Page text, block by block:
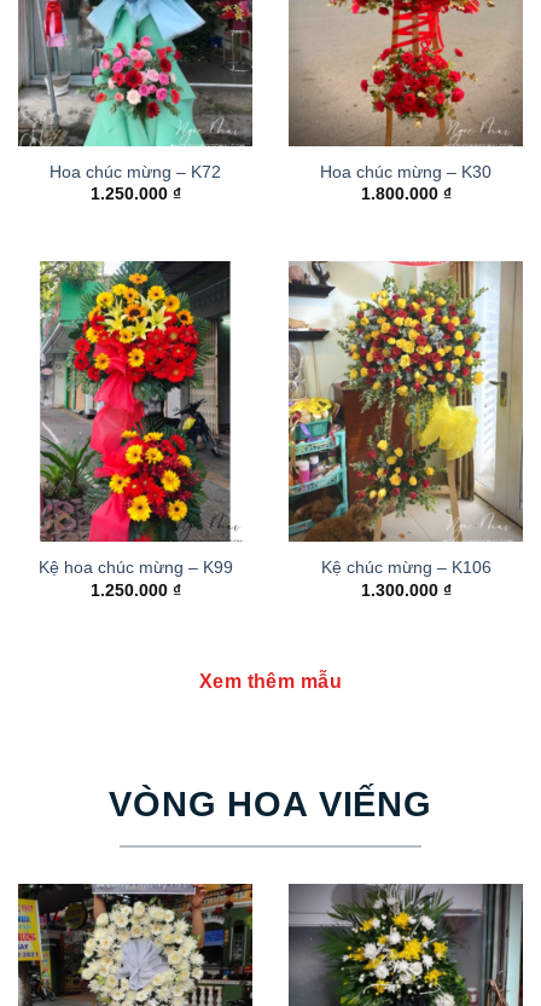
Hoa chúc mừng – K72
1.250.000 ₫
Hoa chúc mừng – K30
1.800.000 ₫
Kệ hoa chúc mừng – K99
1.250.000 ₫
Kệ chúc mừng – K106
1.300.000 ₫
Xem thêm mẫu
VÒNG HOA VIẾNG